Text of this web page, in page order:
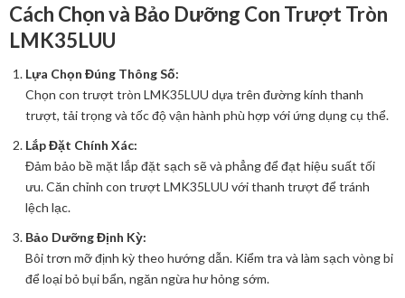
Cách Chọn và Bảo Dưỡng Con Trượt Tròn
LMK35LUU
Lựa Chọn Đúng Thông Số:
Chọn con trượt tròn LMK35LUU dựa trên đường kính thanh
trượt, tải trọng và tốc độ vận hành phù hợp với ứng dụng cụ thể.
Lắp Đặt Chính Xác:
Đảm bảo bề mặt lắp đặt sạch sẽ và phẳng để đạt hiệu suất tối
ưu. Căn chỉnh con trượt LMK35LUU với thanh trượt để tránh
lệch lạc.
Bảo Dưỡng Định Kỳ:
Bôi trơn mỡ định kỳ theo hướng dẫn. Kiểm tra và làm sạch vòng bi
để loại bỏ bụi bẩn, ngăn ngừa hư hỏng sớm.